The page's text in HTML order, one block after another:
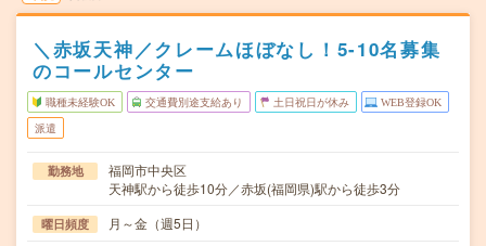
＼赤坂天神／クレームほぼなし！5-10名募集
のコールセンター
職種未経験OK 交通費別途支給あり 土日祝日が休み WEB登録OK
派遣
勤務地
福岡市中央区
天神駅から徒歩10分／赤坂(福岡県)駅から徒歩3分
曜日頻度 月～金（週5日）